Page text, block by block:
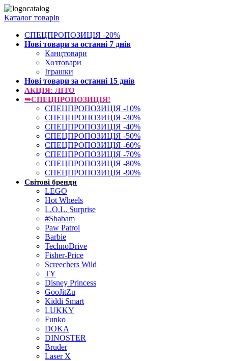
Каталог товарів
СПЕЦПРОПОЗИЦІЯ -20%
Нові товари за останнi 7 днiв
Канцтовари
Хозтовари
Іграшки
Нові товари за останнi 15 днiв
АКЦІЯ: ЛІТО
➥СПЕЦПРОПОЗИЦІЯ!
СПЕЦПРОПОЗИЦІЯ -10%
СПЕЦПРОПОЗИЦІЯ -30%
СПЕЦПРОПОЗИЦІЯ -40%
СПЕЦПРОПОЗИЦІЯ -50%
СПЕЦПРОПОЗИЦІЯ -60%
СПЕЦПРОПОЗИЦІЯ -70%
СПЕЦПРОПОЗИЦІЯ -80%
СПЕЦПРОПОЗИЦІЯ -90%
Світові бренди
LEGO
Hot Wheels
L.O.L. Surprise
#Sbabam
Paw Patrol
Barbie
TechnoDrive
Fisher-Price
Screechers Wild
TY
Disney Princess
GooJitZu
Kiddi Smart
LUKKY
Funko
DOKA
DINOSTER
Bruder
Laser X